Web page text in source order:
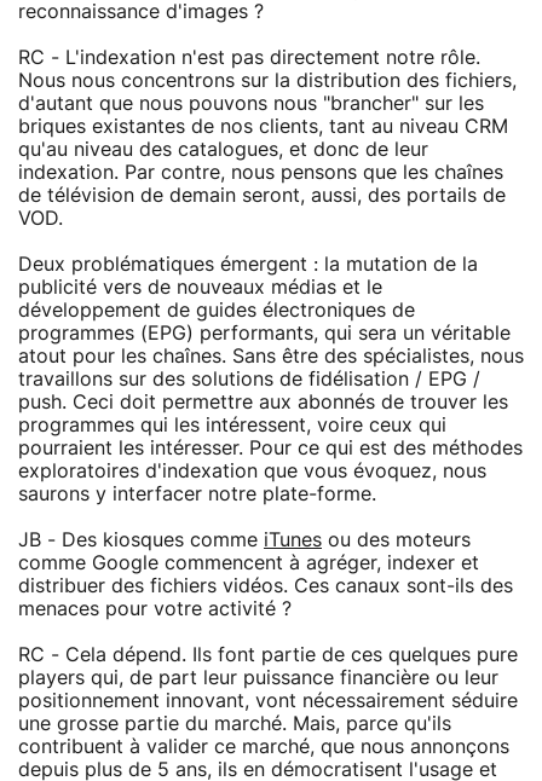
reconnaissance d'images ?
RC - L'indexation n'est pas directement notre rôle.
Nous nous concentrons sur la distribution des fichiers,
d'autant que nous pouvons nous "brancher" sur les
briques existantes de nos clients, tant au niveau CRM
qu'au niveau des catalogues, et donc de leur
indexation. Par contre, nous pensons que les chaînes
de télévision de demain seront, aussi, des portails de
VOD.
Deux problématiques émergent : la mutation de la
publicité vers de nouveaux médias et le
développement de guides électroniques de
programmes (EPG) performants, qui sera un véritable
atout pour les chaînes. Sans être des spécialistes, nous
travaillons sur des solutions de fidélisation / EPG /
push. Ceci doit permettre aux abonnés de trouver les
programmes qui les intéressent, voire ceux qui
pourraient les intéresser. Pour ce qui est des méthodes
exploratoires d'indexation que vous évoquez, nous
saurons y interfacer notre plate-forme.
JB - Des kiosques comme iTunes ou des moteurs
comme Google commencent à agréger, indexer et
distribuer des fichiers vidéos. Ces canaux sont-ils des
menaces pour votre activité ?
RC - Cela dépend. Ils font partie de ces quelques pure
players qui, de part leur puissance financière ou leur
positionnement innovant, vont nécessairement séduire
une grosse partie du marché. Mais, parce qu'ils
contribuent à valider ce marché, que nous annonçons
depuis plus de 5 ans, ils en démocratisent l'usage et